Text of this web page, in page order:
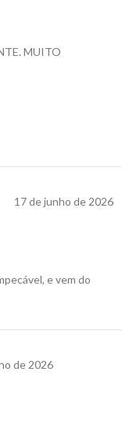
MUITO
17 de junho de 2026
e vem do
de 2026